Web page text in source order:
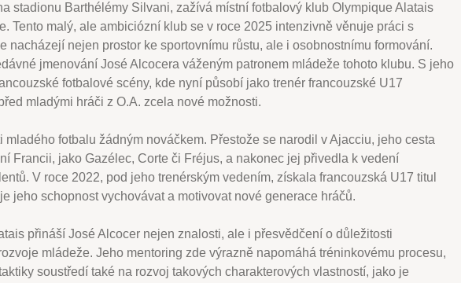
stadionu Barthélémy Silvani, zažívá místní fotbalový klub Olympique Alatais
Tento malý, ale ambiciózní klub se v roce 2025 intenzivně věnuje práci s
nacházejí nejen prostor ke sportovnímu růstu, ale i osobnostnímu formování.
jmenování José Alcocera váženým patronem mládeže tohoto klubu. S jeho
fotbalové scény, kde nyní působí jako trenér francouzské U17
mladými hráči z O.A. zcela nové možnosti.
mladého fotbalu žádným nováčkem. Přestože se narodil v Ajacciu, jeho cesta
Francii, jako Gazélec, Corte či Fréjus, a nakonec jej přivedla k vedení
V roce 2022, pod jeho trenérským vedením, získala francouzská U17 titul
jeho schopnost vychovávat a motivovat nové generace hráčů.
přináší José Alcocer nejen znalosti, ale i přesvědčení o důležitosti
mládeže. Jeho mentoring zde výrazně napomáhá tréninkovému procesu,
soustředí také na rozvoj takových charakterových vlastností, jako je